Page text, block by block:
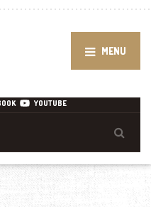
MENU
YOUTUBE